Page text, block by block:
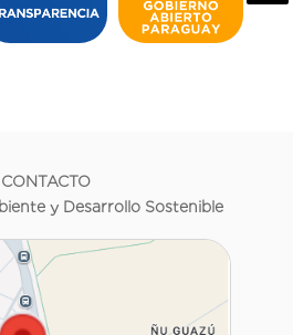
CONTACTO
y Desarrollo Sostenible